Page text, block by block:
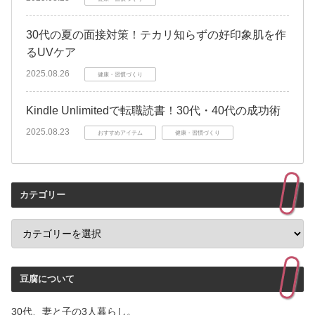
30代の夏の面接対策！テカリ知らずの好印象肌を作
るUVケア
2025.08.26 健康・習慣づくり
Kindle Unlimitedで転職読書！30代・40代の成功術
2025.08.23 おすすめアイテム 健康・習慣づくり
カテゴリー
豆腐について
30代、妻と子の3人暮らし。